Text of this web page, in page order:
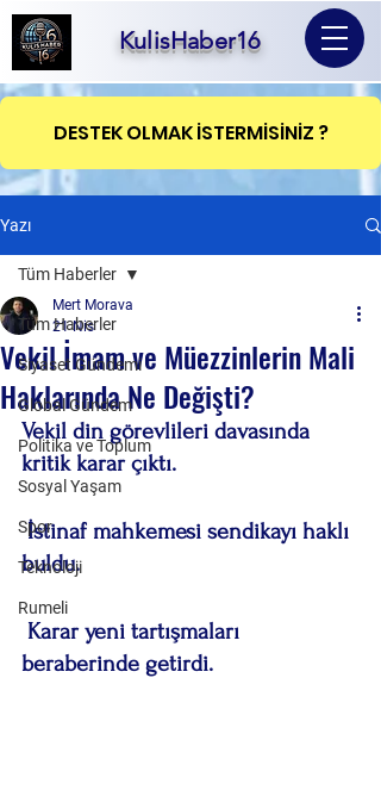
KulisHaber16
DESTEK OLMAK İSTERMİSİNİZ ?
Yazı
Tüm Haberler
Siyaset Gündemi
Global Gündem
Politika ve Toplum
Sosyal Yaşam
Spor
Teknoloji
Rumeli
Tüm Haberler
Vekil İmam ve Müezzinlerin Mali
Haklarında Ne Değişti?
Mert Morava
21 Nis
Vekil din görevlileri davasında
kritik karar çıktı.
İstinaf mahkemesi sendikayı haklı
buldu.
beraberinde getirdi.